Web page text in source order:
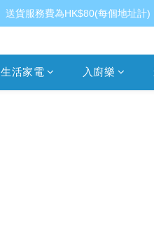
送貨服務費為HK$80(每個地址計)
生活家電 入廚樂